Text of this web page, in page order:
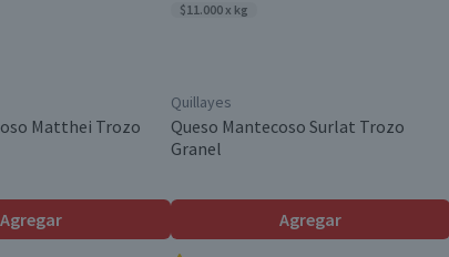
Matthei Trozo
Agregar
$11.000 x kg
Quillayes
Queso Mantecoso Surlat Trozo
Granel
Agregar